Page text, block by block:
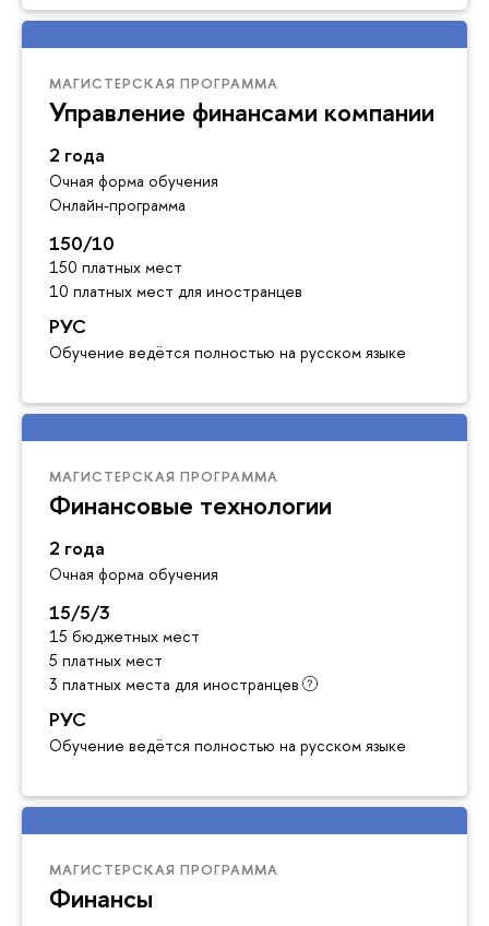
МАГИСТЕРСКАЯ ПРОГРАММА
Управление финансами компании
2 года
Очная форма обучения
Онлайн-программа
150/10
150 платных мест
10 платных мест для иностранцев
РУС
Обучение ведётся полностью на русском языке
МАГИСТЕРСКАЯ ПРОГРАММА
Финансовые технологии
2 года
Очная форма обучения
15/5/3
15 бюджетных мест
5 платных мест
3 платных места для иностранцев
РУС
Обучение ведётся полностью на русском языке
МАГИСТЕРСКАЯ ПРОГРАММА
Финансы